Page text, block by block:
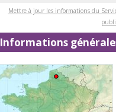
Mettre à jour les informations du
Informations